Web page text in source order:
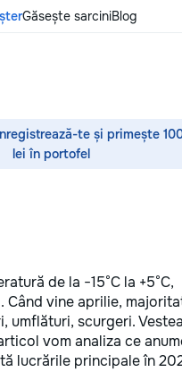
Găsește sarciniBlog
te și primește
lei în portofel
de la −15°C la +5°C,
vine aprilie,
umflături, scurgeri. Vestea
vom analiza ce
lucrările principale în